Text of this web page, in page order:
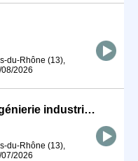
du-Rhône (13),
2026
Chef de projet d'affaires d'ingénierie industrielle Nucléaire (H/F)
du-Rhône (13),
07/2026